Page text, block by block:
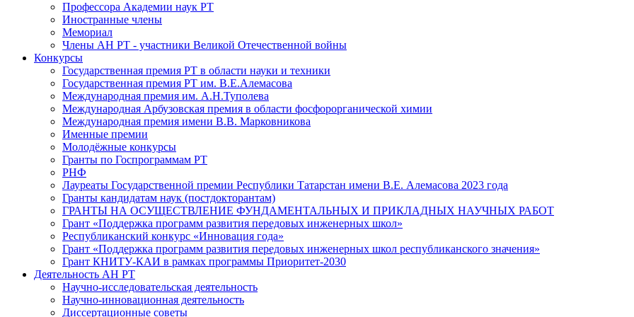
Профессора Академии наук РТ
Иностранные члены
Мемориал
Члены АН РТ - участники Великой Отечественной войны
Конкурсы
Государственная премия РТ в области науки и техники
Государственная премия РТ им. В.Е.Алемасова
Международная премия им. А.Н.Туполева
Международная Арбузовская премия в области фосфорорганической химии
Международная премия имени В.В. Марковникова
Именные премии
Молодёжные конкурсы
Гранты по Госпрограммам РТ
РНФ
Лауреаты Государственной премии Республики Татарстан имени В.Е. Алемасова 2023 года
Гранты кандидатам наук (постдокторантам)
ГРАНТЫ НА ОСУЩЕСТВЛЕНИЕ ФУНДАМЕНТАЛЬНЫХ И ПРИКЛАДНЫХ НАУЧНЫХ РАБОТ
Грант «Поддержка программ развития передовых инженерных школ»
Республиканский конкурс «Инновация года»
Грант «Поддержка программ развития передовых инженерных школ республиканского значения»
Грант КНИТУ-КАИ в рамках программы Приоритет-2030
Деятельность АН РТ
Научно-исследовательская деятельность
Научно-инновационная деятельность
Диссертационные советы